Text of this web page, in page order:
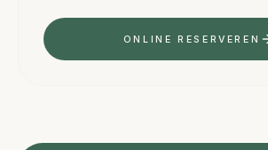
ONLINE RESERVEREN